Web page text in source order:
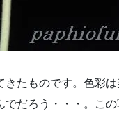
たものです。色彩
だろう・・・。こ